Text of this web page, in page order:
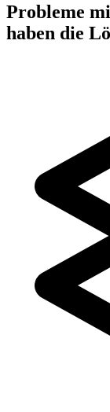
Probleme
haben die